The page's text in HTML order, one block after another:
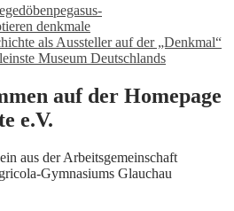
döbenpegasus-
denkmale
als Aussteller auf der „Denkmal“
Museum Deutschlands
auf der Homepage
e.V.
aus der Arbeitsgemeinschaft
Gymnasiums Glauchau